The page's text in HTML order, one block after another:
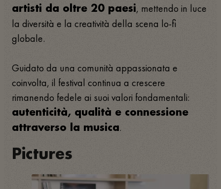
artisti da oltre 20 paesi, mettendo in luce
la diversità e la creatività della scena lo-fi
globale.
Guidato da una comunità appassionata e
coinvolta, il festival continua a crescere
rimanendo fedele ai suoi valori fondamentali:
autenticità, qualità e connessione
attraverso la musica.
Pictures